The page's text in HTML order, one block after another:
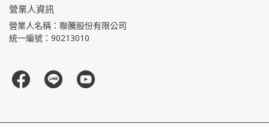
營業人資訊
營業人名稱：聯騰股份有限公司
統一編號：90213010